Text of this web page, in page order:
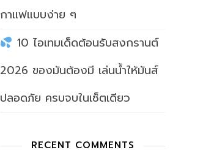
กาแฟแบบง่าย ๆ
10 ไอเทมเด็ดต้อนรับสงกรานต์
2026 ของมันต้องมี เล่นน้ำให้มันส์
ปลอดภัย ครบจบในเซ็ตเดียว
RECENT COMMENTS